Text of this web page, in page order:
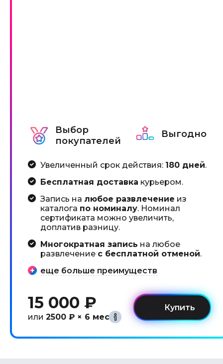
Выбор
покупателей
Выгодно
Увеличенный срок действия: 180 дней.
Бесплатная доставка курьером.
Запись на любое развлечение из
каталога по номиналу. Номинал
сертификата можно увеличить,
доплатив разницу.
Многократная запись на любое
развлечение с бесплатной отменой.
еще больше преимуществ
15 000 ₽
или 2500 ₽ × 6 мес